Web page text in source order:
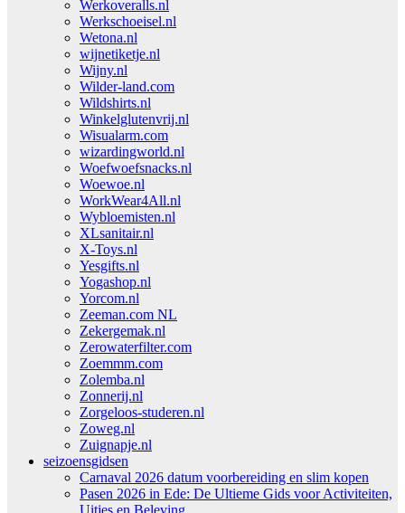
Werkoveralls.nl
Werkschoeisel.nl
Wetona.nl
wijnetiketje.nl
Wijny.nl
Wilder-land.com
Wildshirts.nl
Winkelglutenvrij.nl
Wisualarm.com
wizardingworld.nl
Woefwoefsnacks.nl
Woewoe.nl
WorkWear4All.nl
Wybloemisten.nl
XLsanitair.nl
X-Toys.nl
Yesgifts.nl
Yogashop.nl
Yorcom.nl
Zeeman.com NL
Zekergemak.nl
Zerowaterfilter.com
Zoemmm.com
Zolemba.nl
Zonnerij.nl
Zorgeloos-studeren.nl
Zoweg.nl
Zuignapje.nl
seizoensgidsen
Carnaval 2026 datum voorbereiding en slim kopen
Pasen 2026 in Ede: De Ultieme Gids voor Activiteiten,
Uitjes en Beleving